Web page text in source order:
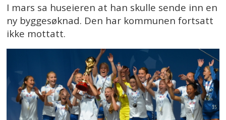
I mars sa huseieren at han skulle sende inn en
ny byggesøknad. Den har kommunen fortsatt
ikke mottatt.